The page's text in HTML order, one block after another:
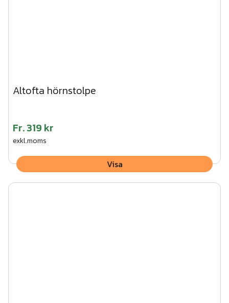
Altofta hörnstolpe
Fr.319 kr
exkl.moms
Visa